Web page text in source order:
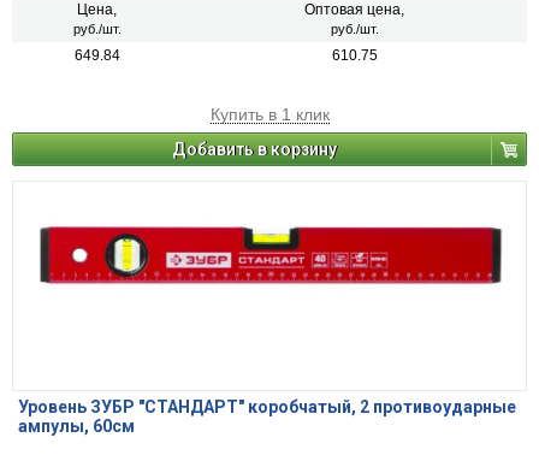
Цена,
руб./шт.
Оптовая цена,
руб./шт.
649.84 610.75
Купить в 1 клик
Добавить в корзину
Уровень ЗУБР "СТАНДАРТ" коробчатый, 2 противоударные
ампулы, 60см